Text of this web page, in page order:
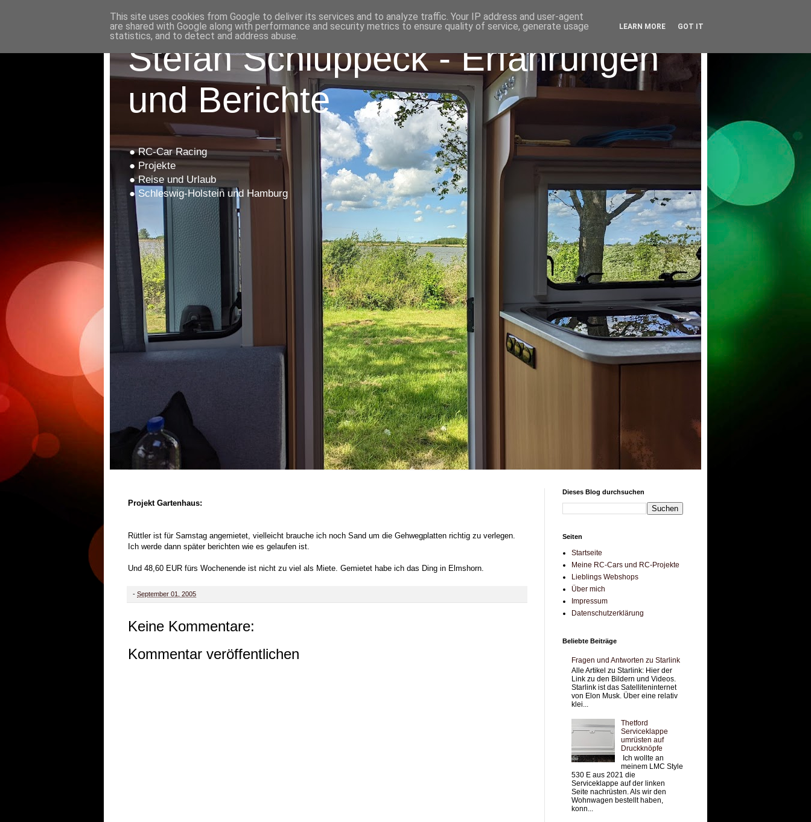
Stefan Schluppeck - Erfahrungen
und Berichte
● RC-Car Racing
● Projekte
● Reise und Urlaub
● Schleswig-Holstein und Hamburg
Projekt Gartenhaus:
Rüttler ist für Samstag angemietet, vielleicht brauche ich noch Sand um die Gehwegplatten richtig zu verlegen.
Ich werde dann später berichten wie es gelaufen ist.
Und 48,60 EUR fürs Wochenende ist nicht zu viel als Miete. Gemietet habe ich das Ding in Elmshorn.
- September 01, 2005
Keine Kommentare:
Kommentar veröffentlichen
Dieses Blog durchsuchen
Seiten
Startseite
Meine RC-Cars und RC-Projekte
Lieblings Webshops
Über mich
Impressum
Datenschutzerklärung
Beliebte Beiträge
Fragen und Antworten zu Starlink
Alle Artikel zu Starlink: Hier der
Link zu den Bildern und Videos.
Starlink ist das Satelliteninternet
von Elon Musk. Über eine relativ
klei...
Thetford
Serviceklappe
umrüsten auf
Druckknöpfe
Ich wollte an
meinem LMC Style
530 E aus 2021 die
Serviceklappe auf der linken
Seite nachrüsten. Als wir den
Wohnwagen bestellt haben,
konn...
This site uses cookies from Google to deliver its services and to analyze traffic. Your IP address and user-agent
are shared with Google along with performance and security metrics to ensure quality of service, generate usage
statistics, and to detect and address abuse.
LEARN MORE GOT IT